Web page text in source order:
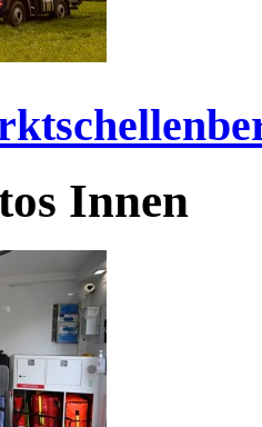
Innen